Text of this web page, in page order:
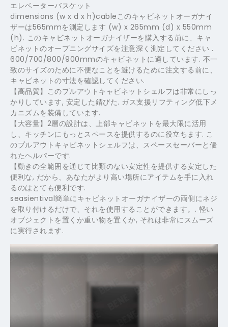
エレベーターバスケット
dimensions (w x d x h)cableこのキャビネットオーガナイ
ザーは565mmを測定します (w) x 265mm (d) x 550mm
(h). このキャビネットオーガナイザーを購入する前に、キャ
ビネットのオープニングサイズを注意深く測定してください .
600/700/800/900mmのキャビネットに適しています. 不一
致のサイズのために不便なことを避けるために注文する前に、
キャビネットの寸法を確認してください.
【高品質】このプルアウトキャビネットシェルフは非常にしっ
かりしています, 安定した錆びた. ガス支援リフティング低下メ
カニズムを装備しています.
【大容量】2層の設計は、上部キャビネットを最大限に活用
し、キッチンにもっとスペースを提供するのに役立ちます. こ
のプルアウトキャビネットシェルフは、スペースセーバーと優
れたヘルパーです.
【動きの全範囲を通じて比類のない安定性を提供する安定した
便利な, だから、あなたがより高い場所にアイテムを手に入れ
るのはとても便利です.
seasientival簡単にキャビネットオーガナイザーの両側にネジ
を取り付けるだけで、それを使用することができます。. 軽い
オブジェクトを置くか重い物を置くか, それは非常にスムーズ
に実行されます.